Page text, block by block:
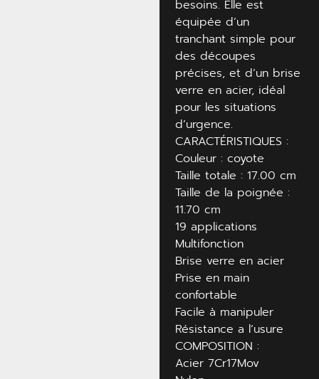
besoins. Elle est
équipée d’un
tranchant simple pour
des découpes
précises, et d’un brise
verre en acier, idéal
pour les situations
d’urgence.
CARACTÉRISTIQUES :
Couleur : coyote
Taille totale : 17.00 cm
Taille de la poignée :
11.70 cm
19 applications
Multifonction
Brise verre en acier
Prise en main
confortable
Facile à manipuler
Résistance a l’usure
COMPOSITION :
Acier 7Cr17Mov